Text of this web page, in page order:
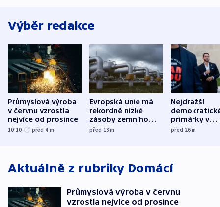
Výběr redakce
Průmyslová výroba
v červnu vzrostla
nejvíce od prosince
10:10 před 4 m
Evropská unie má
rekordně nízké
zásoby zemního
plynu
před 13m
Nejdražší
primárky v
Michiganu
před 26m
Aktuálně z rubriky Domácí
Průmyslová výroba v červnu
vzrostla nejvíce od prosince